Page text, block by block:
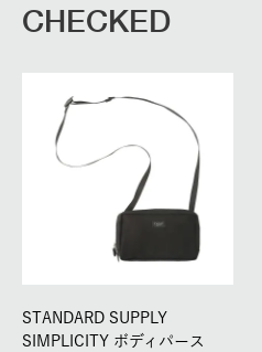
CHECKED
STANDARD SUPPLY
SIMPLICITY ボディパース